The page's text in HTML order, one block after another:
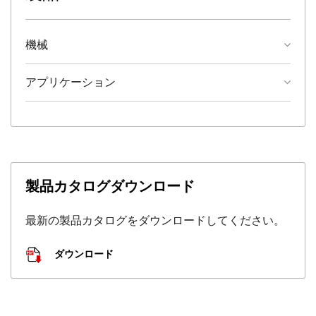
機械
アプリケーション
製品カタログダウンロード
最新の製品カタログをダウンロードしてください。
ダウンロード